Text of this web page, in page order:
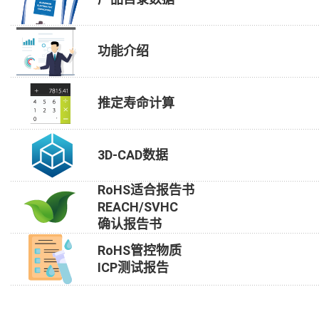
功能介绍
推定寿命计算
3D-CAD数据
RoHS适合报告书
REACH/SVHC
确认报告书
RoHS管控物质
ICP测试报告